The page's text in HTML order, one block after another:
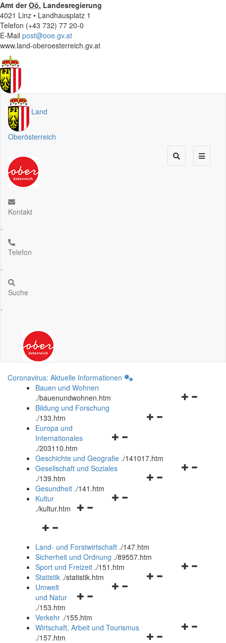
Amt derOö. Landesregierung
4021 Linz • Landhausplatz 1
Telefon (+43 732) 77 20-0
E-Mail post@ooe.gv.at
www.land-oberoesterreich.gv.at
Land
Oberösterreich
Kontakt
.
Telefon
.
Suche
.
Coronavirus: Aktuelle Informationen
Bauen und Wohnen
./bauenundwohnen.htm
Navigationsmenü
Bildung und Forschung
./133.htm
Navigationsmenü
und
schließen
Europa und
Internationales
./203110.htm
Geschichte und Geografie ./141017.htm
Navigationsmenü
Gesellschaft und Soziales
./139.htm
Navigationsmenü
Gesundheit ./141.htm
Navigationsmenü
Kultur
./kultur.htm
Navigationsmenü
und
schließen
Land- und Forstwirtschaft ./147.htm
Sicherheit und Ordnung ./89557.htm
Navigationsmenü
Sport und Freizeit ./151.htm
Navigationsmenü
Statistik ./statistik.htm
Navigationsmenü
und
schließen
Umwelt
und Natur
./153.htm
Verkehr ./155.htm
Navigationsmenü
Wirtschaft, Arbeit und Tourismus
./157.htm